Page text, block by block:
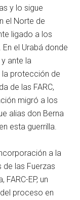
y lo sigue
el Norte de
ligado a los
el Urabá donde
ante la
protección de
de las FARC,
migró a los
alias don Berna
esta guerrilla.
a la
las Fuerzas
EP, un
proceso en